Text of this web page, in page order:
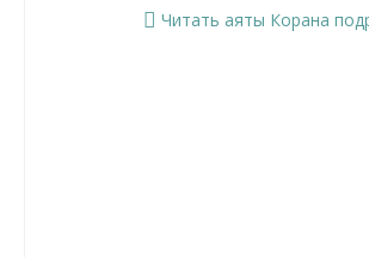
Читать аяты Корана